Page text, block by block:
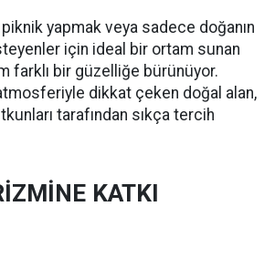
yapmak veya sadece doğanın
için ideal bir ortam sunan
farklı bir güzelliğe bürünüyor.
dikkat çeken doğal alan,
tarafından sıkça tercih
KATKI